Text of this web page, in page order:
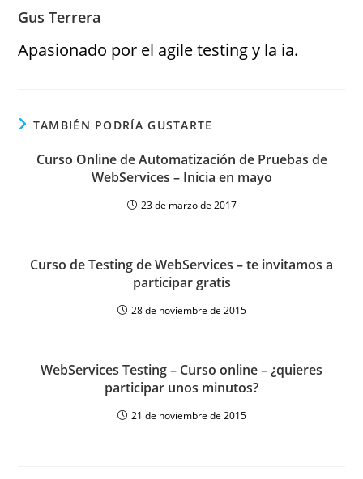
Gus Terrera
Apasionado por el agile testing y la ia.
TAMBIÉN PODRÍA GUSTARTE
Curso Online de Automatización de Pruebas de
WebServices – Inicia en mayo
23 de marzo de 2017
Curso de Testing de WebServices – te invitamos a
participar gratis
28 de noviembre de 2015
WebServices Testing – Curso online – ¿quieres
participar unos minutos?
21 de noviembre de 2015